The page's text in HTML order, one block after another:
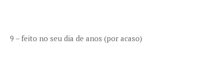
9 – feito no seu dia de anos (por acaso)